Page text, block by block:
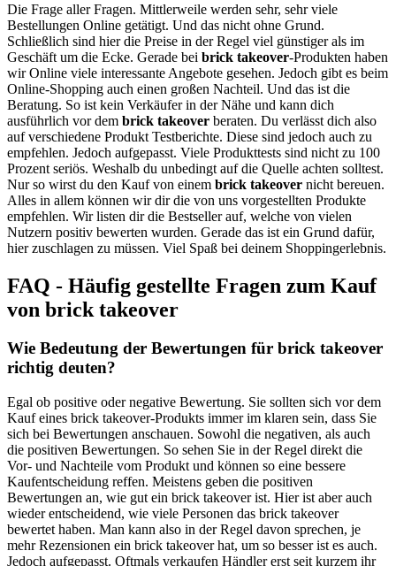
Die Frage aller Fragen. Mittlerweile werden sehr, sehr viele
Bestellungen Online getätigt. Und das nicht ohne Grund.
Schließlich sind hier die Preise in der Regel viel günstiger als im
Geschäft um die Ecke. Gerade bei brick takeover-Produkten haben
wir Online viele interessante Angebote gesehen. Jedoch gibt es beim
Online-Shopping auch einen großen Nachteil. Und das ist die
Beratung. So ist kein Verkäufer in der Nähe und kann dich
ausführlich vor dem brick takeover beraten. Du verlässt dich also
auf verschiedene Produkt Testberichte. Diese sind jedoch auch zu
empfehlen. Jedoch aufgepasst. Viele Produkttests sind nicht zu 100
Prozent seriös. Weshalb du unbedingt auf die Quelle achten solltest.
Nur so wirst du den Kauf von einem brick takeover nicht bereuen.
Alles in allem können wir dir die von uns vorgestellten Produkte
empfehlen. Wir listen dir die Bestseller auf, welche von vielen
Nutzern positiv bewerten wurden. Gerade das ist ein Grund dafür,
hier zuschlagen zu müssen. Viel Spaß bei deinem Shoppingerlebnis.
FAQ - Häufig gestellte Fragen zum Kauf
von brick takeover
Wie Bedeutung der Bewertungen für brick takeover
richtig deuten?
Egal ob positive oder negative Bewertung. Sie sollten sich vor dem
Kauf eines brick takeover-Produkts immer im klaren sein, dass Sie
sich bei Bewertungen anschauen. Sowohl die negativen, als auch
die positiven Bewertungen. So sehen Sie in der Regel direkt die
Vor- und Nachteile vom Produkt und können so eine bessere
Kaufentscheidung reffen. Meistens geben die positiven
Bewertungen an, wie gut ein brick takeover ist. Hier ist aber auch
wieder entscheidend, wie viele Personen das brick takeover
bewertet haben. Man kann also in der Regel davon sprechen, je
mehr Rezensionen ein brick takeover hat, um so besser ist es auch.
Jedoch aufgepasst. Oftmals verkaufen Händler erst seit kurzem ihr